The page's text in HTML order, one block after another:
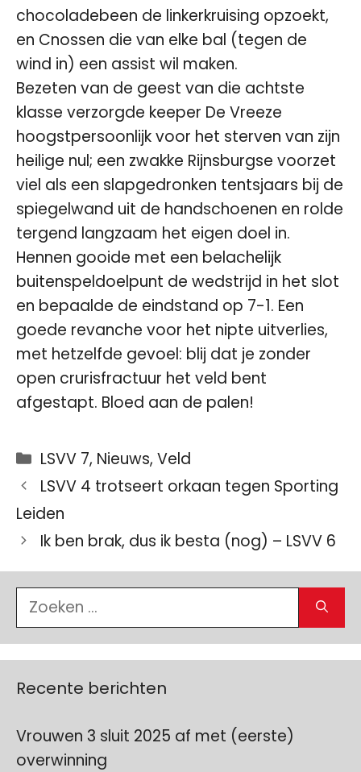
chocoladebeen de linkerkruising opzoekt,
en Cnossen die van elke bal (tegen de
wind in) een assist wil maken.
Bezeten van de geest van die achtste
klasse verzorgde keeper De Vreeze
hoogstpersoonlijk voor het sterven van zijn
heilige nul; een zwakke Rijnsburgse voorzet
viel als een slapgedronken tentsjaars bij de
spiegelwand uit de handschoenen en rolde
tergend langzaam het eigen doel in.
Hennen gooide met een belachelijk
buitenspeldoelpunt de wedstrijd in het slot
en bepaalde de eindstand op 7-1. Een
goede revanche voor het nipte uitverlies,
met hetzelfde gevoel: blij dat je zonder
open crurisfractuur het veld bent
afgestapt. Bloed aan de palen!
Categorieën
LSVV 7, Nieuws,Veld
LSVV 4 trotseert orkaan tegen Sporting
Leiden
Ik ben brak, dus ik besta (nog) – LSVV 6
Zoek
naar:
Recente berichten
Vrouwen 3 sluit 2025 af met (eerste)
overwinning